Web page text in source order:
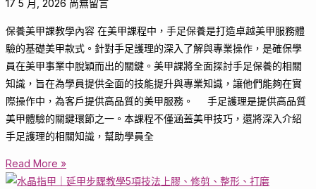
17 5 月, 2026 尚無留言
保養美甲課教學內容 在美甲課程中，手足保養是打造卓越美甲服務體
驗的基礎美甲款式。針對手足護理的深入了解與專業操作，是確保學
員在美甲事業中脫穎而出的關鍵。美甲課將全面探討手足保養的相關
知識，旨在為學員提供全面的技能提升與專業知識，讓他們能夠在實
際操作中，為客戶提供高品質的美甲服務。 手足護理是提供高品質
美甲體驗的關鍵環節之一。本課程不僅涵蓋美甲技巧，還將深入介紹
手足護理的相關知識，幫助學員全
Read More »